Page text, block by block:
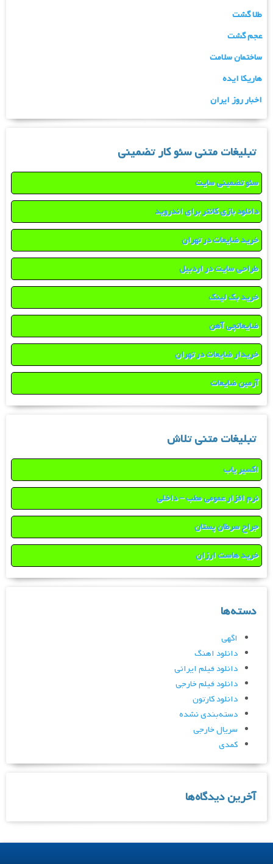
طلا گشت
عجم گشت
ساختمان سلامت
هاریکا ایده
اخبار روز ایران
تبلیغات متنی سئو کار تضمینی
سئو تضمینی سایت
دانلود بازی کانتر برای اندروید
خرید ضایعات در تهران
طراحی سایت در اردبیل
خرید بک لینک
ضایعاتچی آهن
خریدار ضایعات در تهران
آرمین ضایعات
تبلیغات متنی تلاش
اکسیر یاب
نرم افزار عمومی مطب – داخلی
جراح سرطان پستان
خرید هاست ارزان
دسته‌ها
اگهی
دانلود اهنگ
دانلود فیلم ایرانی
دانلود فیلم خارجی
دانلود کارتون
دسته‌بندی نشده
سریال خارجی
کمدی
آخرین دیدگاه‌ها